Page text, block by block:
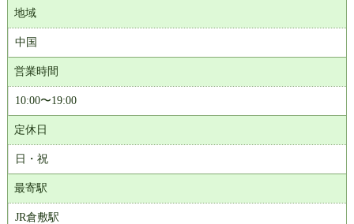
地域
中国
営業時間
10:00〜19:00
定休日
日・祝
最寄駅
JR倉敷駅